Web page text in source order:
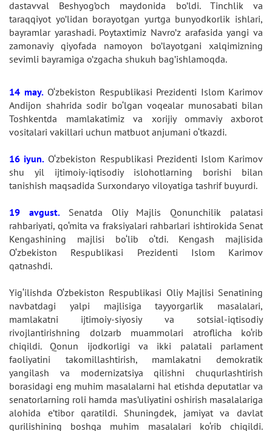
dastavval Beshyog’och maydonida bo’ldi. Tinchlik va
taraqqiyot yo’lidan borayotgan yurtga bunyodkorlik ishlari,
bayramlar yarashadi. Poytaxtimiz Navro’z arafasida yangi va
zamonaviy qiyofada namoyon bo’layotgani xalqimizning
sevimli bayramiga o’zgacha shukuh bag’ishlamoqda.
14 may.O‘zbekiston Respublikasi Prezidenti Islom Karimov
Andijon shahrida sodir bo‘lgan voqealar munosabati bilan
Toshkentda mamlakatimiz va xorijiy ommaviy axborot
vositalari vakillari uchun matbuot anjumani o‘tkazdi.
16 iyun. O‘zbekiston Respublikasi Prezidenti Islom Karimov
shu yil ijtimoiy-iqtisodiy islohotlarning borishi bilan
tanishish maqsadida Surxondaryo viloyatiga tashrif buyurdi.
19 avgust. Senatda Oliy Majlis Qonunchilik palatasi
rahbariyati, qo‘mita va fraksiyalari rahbarlari ishtirokida Senat
Kengashining majlisi bo‘lib o‘tdi. Kengash majlisida
O‘zbekiston Respublikasi Prezidenti Islom Karimov
qatnashdi.
Yig‘ilishda O‘zbekiston Respublikasi Oliy Majlisi Senatining
navbatdagi yalpi majlisiga tayyorgarlik masalalari,
mamlakatni ijtimoiy-siyosiy va sotsial-iqtisodiy
rivojlantirishning dolzarb muammolari atroflicha ko‘rib
chiqildi. Qonun ijodkorligi va ikki palatali parlament
faoliyatini takomillashtirish, mamlakatni demokratik
yangilash va modernizatsiya qilishni chuqurlashtirish
borasidagi eng muhim masalalarni hal etishda deputatlar va
senatorlarning roli hamda mas’uliyatini oshirish masalalariga
alohida e’tibor qaratildi. Shuningdek, jamiyat va davlat
qurilishining boshqa muhim masalalari ko‘rib chiqildi.